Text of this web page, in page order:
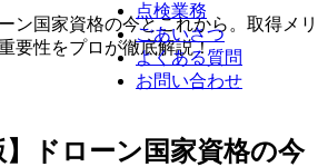
点検業務
ごあいさつ
よくある質問
お問い合わせ
ン国家資格の今とこれから。取得メリ
要性をプロが徹底解説！
】ドローン国家資格の今